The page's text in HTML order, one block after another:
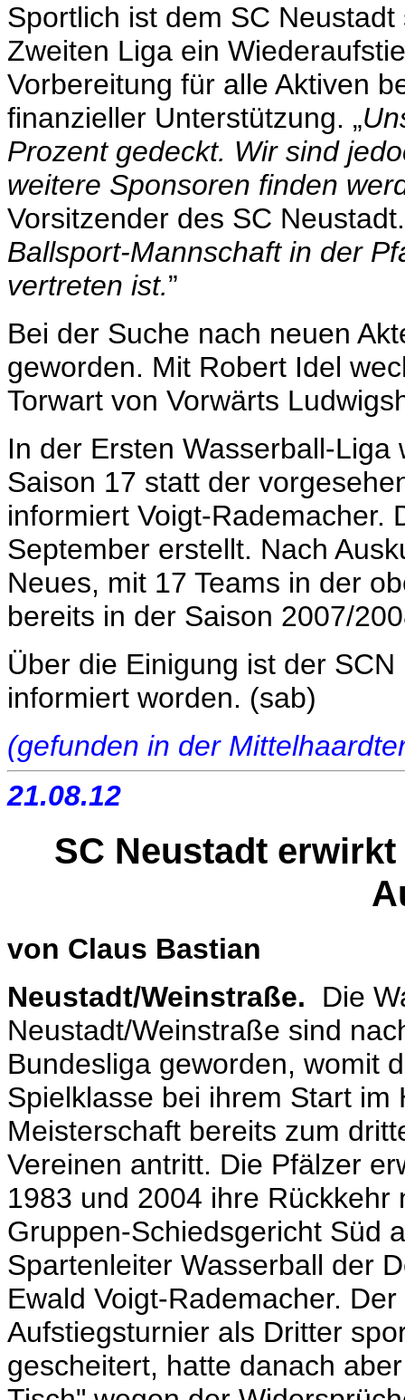
Sportlich ist dem SC
Zweiten Liga ein
Vorbereitung für alle Aktiven
finanzieller Unterstützung. „
Prozent gedeckt. Wir sind
weitere Sponsoren finden
Vorsitzender des SC
Ballsport-Mannschaft in der
vertreten ist.”
Bei der Suche nach neuen
geworden. Mit Robert Idel
Torwart von Vorwärts
In der Ersten Wasserball-
Saison 17 statt der
informiert Voigt-Rademacher.
September erstellt. Nach
Neues, mit 17 Teams in der
bereits in der Saison 2007/
Über die Einigung ist der
informiert worden. (sab)
(gefunden in der
21.08.12
SC Neustadt
von Claus Bastian
Neustadt/Weinstraße.
Die
Neustadt/Weinstraße sind
Bundesliga geworden, womit
Spielklasse bei ihrem Start
Meisterschaft bereits zum
Vereinen antritt. Die Pfälzer
1983 und 2004 ihre
Gruppen-Schiedsgericht Süd
Spartenleiter Wasserball der
Ewald Voigt-Rademacher.
Aufstiegsturnier als Dritter
gescheitert, hatte danach